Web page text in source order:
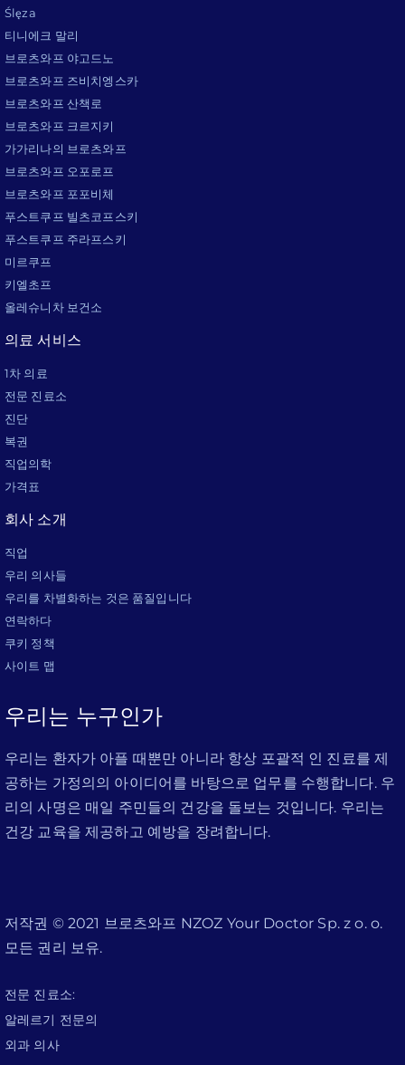
Ślęza
티니에크 말리
브로츠와프 야고드노
브로츠와프 즈비치엥스카
브로츠와프 산책로
브로츠와프 크르지키
가가리나의 브로츠와프
브로츠와프 오포로프
브로츠와프 포포비체
푸스트쿠프 빌츠코프스키
푸스트쿠프 주라프스키
미르쿠프
키엘초프
올레슈니차 보건소
의료 서비스
1차 의료
전문 진료소
진단
복권
직업의학
가격표
회사 소개
직업
우리 의사들
우리를 차별화하는 것은 품질입니다
연락하다
쿠키 정책
사이트 맵
우리는 누구인가
우리는 환자가 아플 때뿐만 아니라 항상 포괄적 인 진료를 제
공하는 가정의의 아이디어를 바탕으로 업무를 수행합니다. 우
리의 사명은 매일 주민들의 건강을 돌보는 것입니다. 우리는
건강 교육을 제공하고 예방을 장려합니다.
저작권 © 2021 브로츠와프 NZOZ Your Doctor Sp. z o. o.
모든 권리 보유.
전문 진료소:
알레르기 전문의
외과 의사